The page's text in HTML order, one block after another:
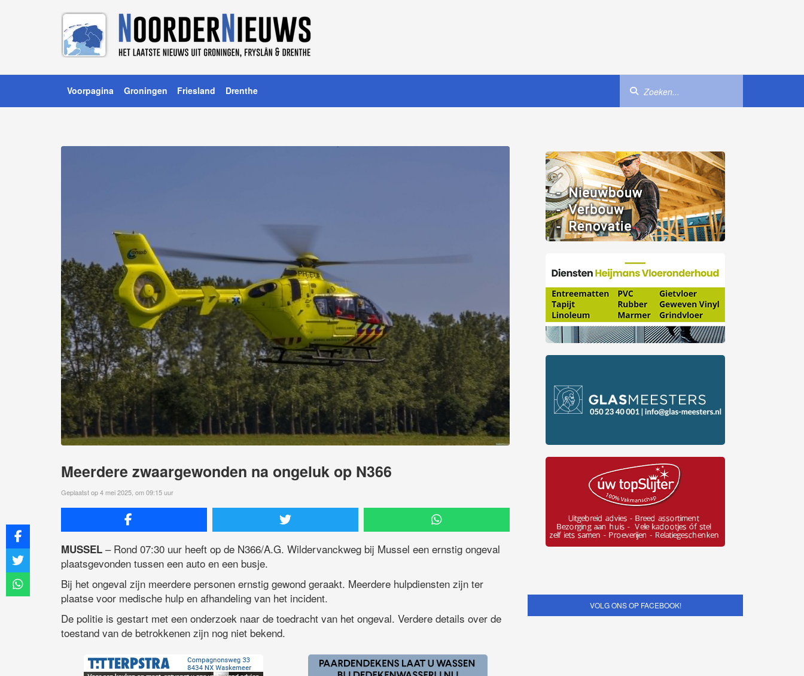
Voorpagina Groningen Friesland Drenthe
Meerdere zwaargewonden na ongeluk op N366
Geplaatst op 4 mei 2025, om 09:15 uur
MUSSEL – Rond 07:30 uur heeft op de N366/A.G. Wildervanckweg bij Mussel een ernstig ongeval
plaatsgevonden tussen een auto en een busje.
Bij het ongeval zijn meerdere personen ernstig gewond geraakt. Meerdere hulpdiensten zijn ter
plaatse voor medische hulp en afhandeling van het incident.
De politie is gestart met een onderzoek naar de toedracht van het ongeval. Verdere details over de
toestand van de betrokkenen zijn nog niet bekend.
VOLG ONS OP FACEBOOK!